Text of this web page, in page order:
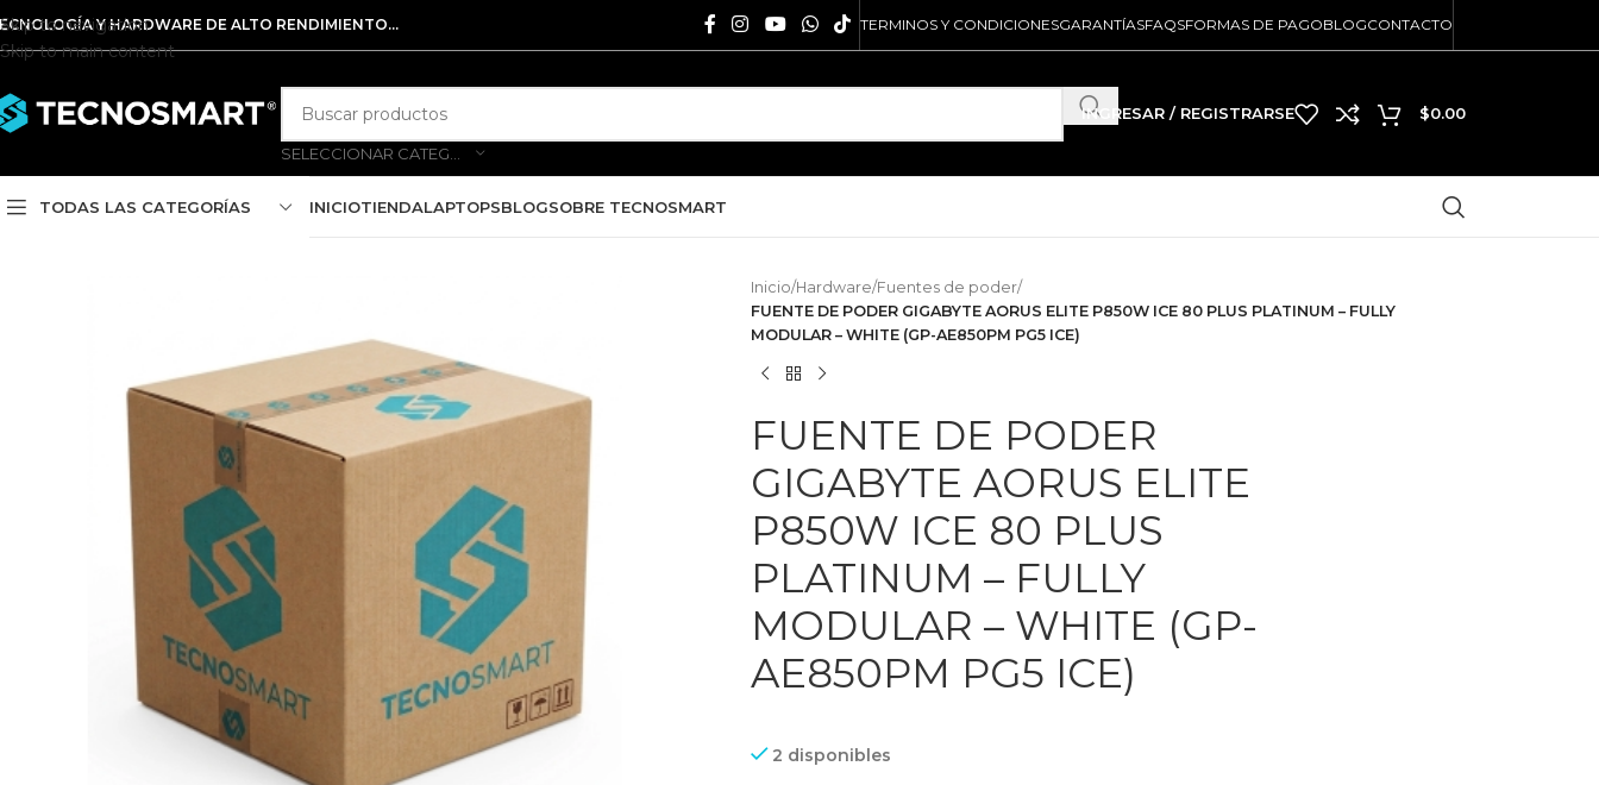
Skip to navigation
Skip to main content
Y HARDWARE DE ALTO RENDIMIENTO... TERMINOS Y CONDICIONESGARANTÍASFAQSFORMAS DE PAGOBLOGCONTACTO
INGRESAR / REGISTRARSE $0.00
TODAS LAS CATEGORÍAS INICIOTIENDALAPTOPSBLOGSOBRE TECNOSMART
Inicio/Hardware/Fuentes de poder/
FUENTE DE PODER GIGABYTE AORUS ELITE P850W ICE 80 PLUS PLATINUM – FULLY
MODULAR – WHITE (GP-AE850PM PG5 ICE)
FUENTE DE PODER
GIGABYTE AORUS ELITE
P850W ICE 80 PLUS
PLATINUM – FULLY
MODULAR – WHITE (GP-
AE850PM PG5 ICE)
2 disponibles